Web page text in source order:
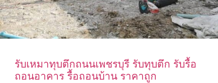
รับเหมาทุบตึกถนนเพชรบุรี รับทุบตึก รับรื้อ
ถอนอาคาร รื้อถอนบ้าน ราคาถูก